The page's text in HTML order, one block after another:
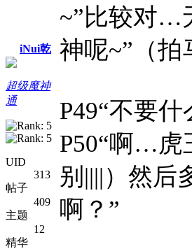
iNui乾
超级魔神
通
UID
313
帖子
409
主题
12
精华
~”比较对…
神呢~”（
P49“不要
P50“啊…
别||||）然
啊？”